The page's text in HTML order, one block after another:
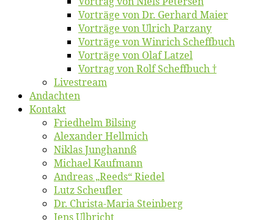
Vor­trä­ge von Dr. Ger­hard Maier
Vor­trä­ge von Ul­rich Parzany
Vor­trä­ge von Win­rich Scheffbuch
Vor­trä­ge von Olaf Latzel
Vor­trag von Rolf Scheffbuch †
Live­stream
An­dach­ten
Kon­takt
Fried­helm Bilsing
Alex­an­der Hellmich
Ni­klas Junghannß
Mi­cha­el Kaufmann
An­dre­as „Reeds“ Riedel
Lutz Scheuf­ler
Dr. Chris­­ta-Ma­ria Steinberg
Jens Ulb­richt